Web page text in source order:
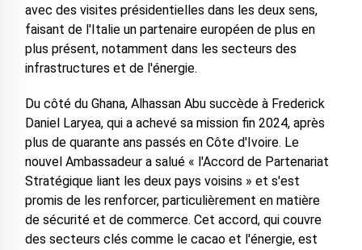
avec des visites présidentielles dans les deux sens,
faisant de l'Italie un partenaire européen de plus en
plus présent, notamment dans les secteurs des
infrastructures et de l'énergie.
Du côté du Ghana, Alhassan Abu succède à Frederick
Daniel Laryea, qui a achevé sa mission fin 2024, après
plus de quarante ans passés en Côte d'Ivoire. Le
nouvel Ambassadeur a salué « l'Accord de Partenariat
Stratégique liant les deux pays voisins » et s'est
promis de les renforcer, particulièrement en matière
de sécurité et de commerce. Cet accord, qui couvre
des secteurs clés comme le cacao et l'énergie, est